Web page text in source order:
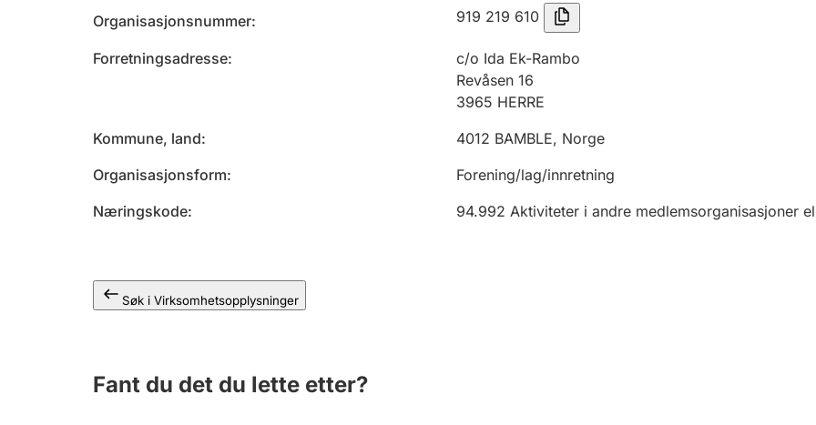
Organisasjonsnummer 919 219 610
Forretningsadresse
c/o Ida Ek-Rambo
Revåsen 16
3965 HERRE
Kommune, land
4012 BAMBLE, Norge
Organisasjonsform
Forening/lag/innretning
Næringskode
94.992 Aktiviteter i andre medlemsorganisasjoner
Søk i Virksomhetsopplysninger
Fant du det du lette etter?